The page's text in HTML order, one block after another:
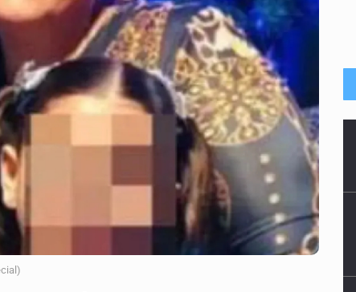
gas en tres colonias de Tlaquepaque
buscado por Interpol
con México